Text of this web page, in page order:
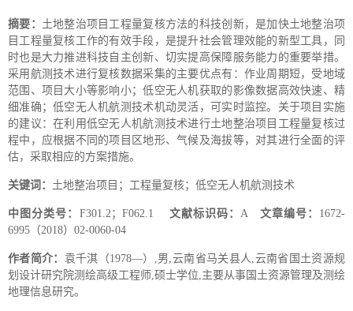
摘要： 土地整治项目工程量复核方法的科技创新，是加快土地整治项
目工程量复核工作的有效手段，是提升社会管理效能的新型工具，同
时也是大力推进科技自主创新、切实提高保障服务能力的重要举措。
采用航测技术进行复核数据采集的主要优点有：作业周期短，受地域
范围、项目大小等影响小；低空无人机获取的影像数据高效快速、精
细准确；低空无人机航测技术机动灵活，可实时监控。关于项目实施
的建议：在利用低空无人机航测技术进行土地整治项目工程量复核过
程中，应根据不同的项目区地形、气候及海拔等，对其进行全面的评
估，采取相应的方案措施。
关键词： 土地整治项目；工程量复核；低空无人机航测技术
中图分类号： F301.2；F062.1 文献标识码：A 文章编号： 1672-
6995（2018）02-0060-04
作者简介： 袁千淇（1978—）,男,云南省马关县人,云南省国土资源规
划设计研究院测绘高级工程师,硕士学位,主要从事国土资源管理及测绘
地理信息研究。